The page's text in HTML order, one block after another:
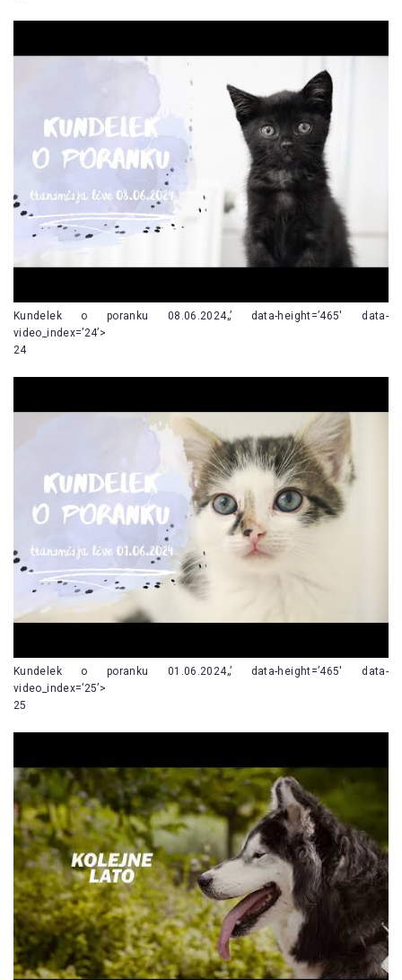
Kundelek o poranku 08.06.2024„’ data-height=’465′ data-
video_index=’24’>
24
Kundelek o poranku 01.06.2024„’ data-height=’465′ data-
video_index=’25’>
25